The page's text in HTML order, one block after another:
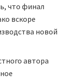
что финал
вскоре
новой
автора